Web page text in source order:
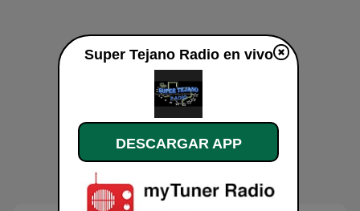
Super Tejano Radio en vivo
DESCARGAR APP